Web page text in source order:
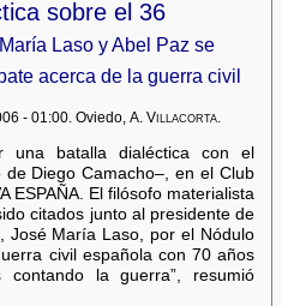
sobre el 36
Laso y Abel Paz se
acerca de la guerra civil
- 01:00. Oviedo, A. Villacorta.
una batalla dialéctica con el
Diego Camacho–, en el Club
ESPAÑA. El filósofo materialista
citados junto al presidente de
José María Laso, por el Nódulo
civil española con 70 años
contando la guerra”, resumió